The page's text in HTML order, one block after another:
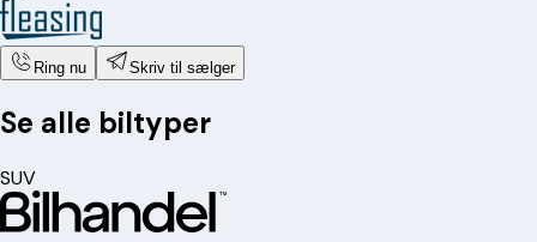
Ring nu Skriv til sælger
Se alle biltyper
SUV